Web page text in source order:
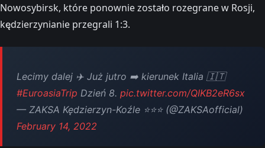
Nowosybirsk, które ponownie zostało rozegrane w Rosji,
kędzierzynianie przegrali 1:3.
Lecimy dalej ✈️ Już jutro ➡️ kierunek Italia 🇮🇹
#EuroasiaTrip Dzień 8. pic.twitter.com/QIKB2eR6sx
— ZAKSA Kędzierzyn-Koźle ⭐️⭐️⭐️ (@ZAKSAofficial)
February 14, 2022